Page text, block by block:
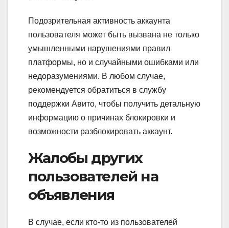
Подозрительная активность аккаунта
пользователя может быть вызвана не только
умышленными нарушениями правил
платформы, но и случайными ошибками или
недоразумениями. В любом случае,
рекомендуется обратиться в службу
поддержки Авито, чтобы получить детальную
информацию о причинах блокировки и
возможности разблокировать аккаунт.
Жалобы других
пользователей на
объявления
В случае, если кто-то из пользователей